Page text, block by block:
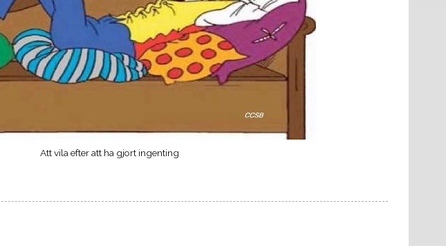
Att vila efter att ha gjort ingenting